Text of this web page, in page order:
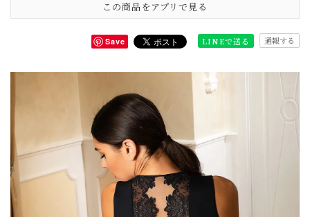
この商品をアプリで見る
Save LINEで送る 通報する